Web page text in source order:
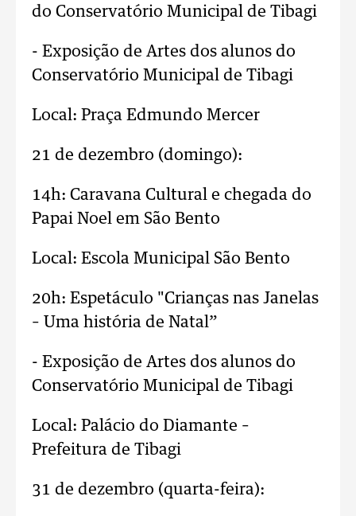
do Conservatório Municipal de Tibagi
- Exposição de Artes dos alunos do
Conservatório Municipal de Tibagi
Local: Praça Edmundo Mercer
21 de dezembro (domingo):
14h: Caravana Cultural e chegada do
Papai Noel em São Bento
Local: Escola Municipal São Bento
20h: Espetáculo "Crianças nas Janelas
– Uma história de Natal”
- Exposição de Artes dos alunos do
Conservatório Municipal de Tibagi
Local: Palácio do Diamante –
Prefeitura de Tibagi
31 de dezembro (quarta-feira):